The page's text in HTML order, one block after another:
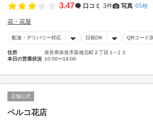
3.47 口コミ 3件 写真 65枚
花・花屋
配達・デリバリー対応 日祝OK QRコード
住所
奈良県奈良市富雄元町２丁目１−２２
本日の営業状況 10:00〜19:00
店舗公式
ペルコ花店